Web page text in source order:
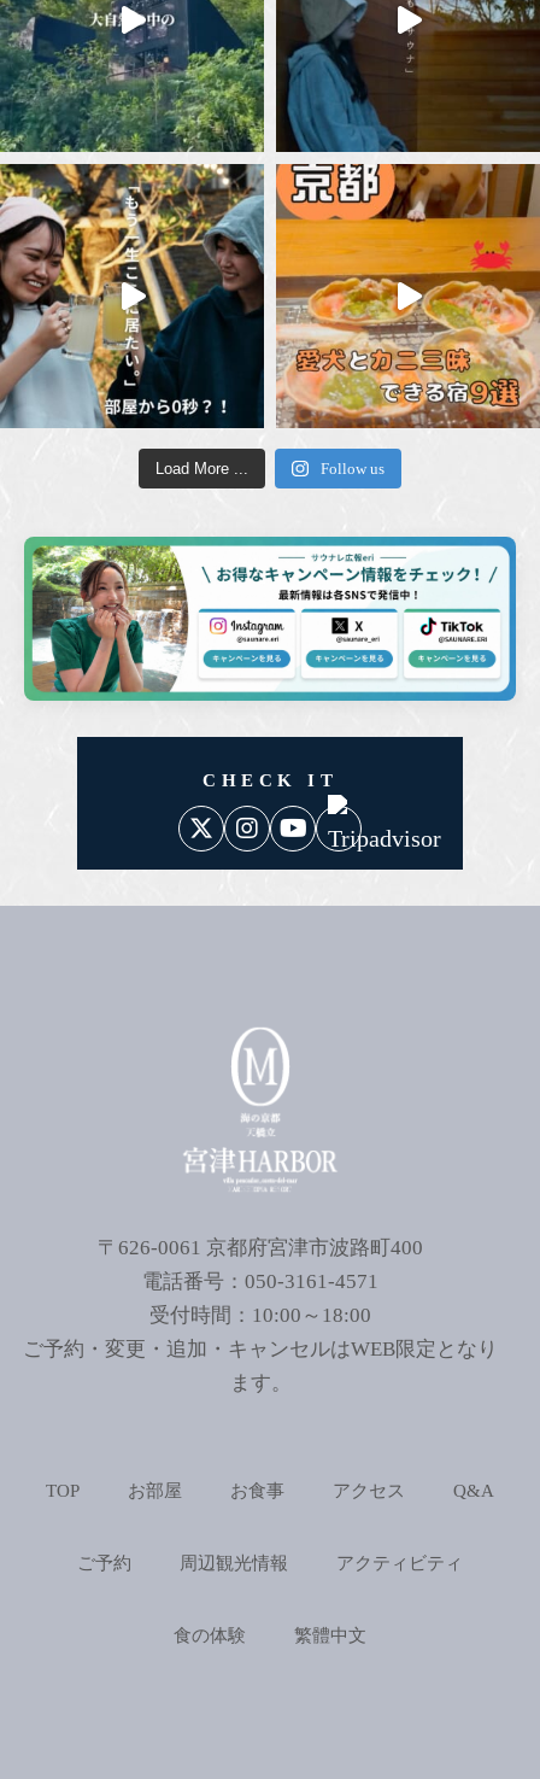
Load More ... Follow us
CHECK IT
〒626-0061 京都府宮津市波路町400
電話番号：050-3161-4571
受付時間：10:00～18:00
ご予約・変更・追加・キャンセルはWEB限定となり
ます。
TOP お部屋 お食事 アクセス Q&A
ご予約 周辺観光情報 アクティビティ
食の体験 繁體中文